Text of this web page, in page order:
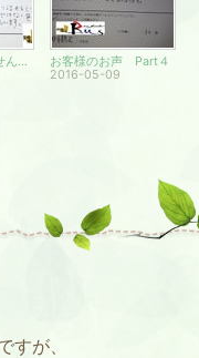
あきらめていませんか？
お客様のお声 Part４
2016-05-09
すが、